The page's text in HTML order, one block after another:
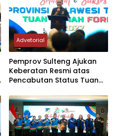
Advetorial
Pemprov Sulteng Ajukan
Keberatan Resmi atas
Pencabutan Status Tuan
2027